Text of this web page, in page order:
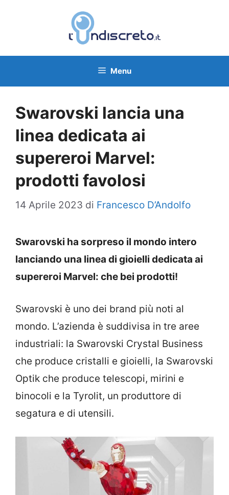
Menu
Swarovski lancia una
linea dedicata ai
supereroi Marvel:
prodotti favolosi
14 Aprile 2023 di Francesco D’Andolfo
Swarovski ha sorpreso il mondo intero
lanciando una linea di gioielli dedicata ai
supereroi Marvel: che bei prodotti!
Swarovski è uno dei brand più noti al
mondo. L’azienda è suddivisa in tre aree
industriali: la Swarovski Crystal Business
che produce cristalli e gioielli, la Swarovski
Optik che produce telescopi, mirini e
binocoli e la Tyrolit, un produttore di
segatura e di utensili.